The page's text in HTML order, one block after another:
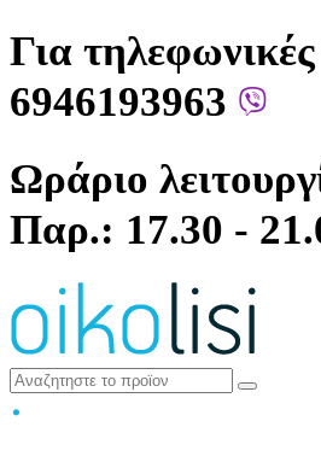
Για
6946193963
Ωράριο
Παρ.: 17.30 -